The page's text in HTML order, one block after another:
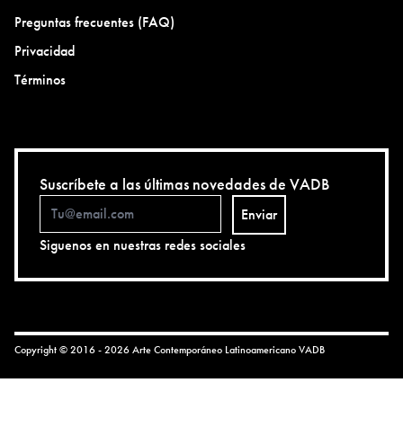
Preguntas frecuentes (FAQ)
Privacidad
Términos
Suscríbete a las últimas novedades de VADB
Enviar
Siguenos en nuestras redes sociales
Copyright © 2016 - 2026 Arte Contemporáneo LatinoamericanoVADB